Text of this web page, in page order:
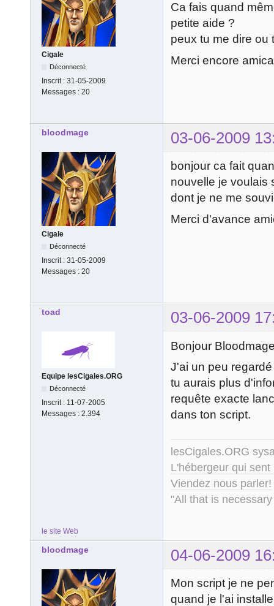
Cigale
Déconnecté
Inscrit : 31-05-2009
Messages : 20
Ca fais quand
petite aide ?
peux tu me dire ou
Merci encore
bloodmage 03-06-2009
Cigale
Déconnecté
Inscrit : 31-05-2009
Messages : 20
bonjour ca fait
nouvelle je voulais
dont je ne me
Merci d'avance
toad 03-06-2009
Equipe lesCigales.ORG
Déconnecté
Inscrit : 11-07-2005
Messages : 2.394
Bonjour
J'ai un peu
tu aurais plus
requête exacte
dans ton script.
lesCigales.ORG
L'hébergeur qui
Viendez nous parler!
"All that is
le site Web
bloodmage 04-06-2009
Mon script je ne
quand je l'ai